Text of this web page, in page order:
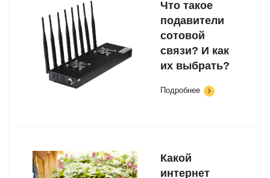
Что такое
подавители
сотовой
связи? И как
их выбрать?
Подробнее
Какой
интернет